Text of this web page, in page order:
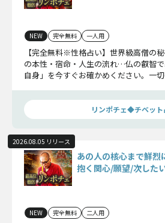
NEW 完全無料 一人用
【完全無料※性格占い】世界級高僧の
の本性・宿命・人生の流れ…仏の叡智
自身」を今すぐお確かめください。一
リンポチェ◆チベット
2026.08.05 リリース
あの人の核心まで鮮
抱く関心/願望/次した
NEW 完全無料 二人用